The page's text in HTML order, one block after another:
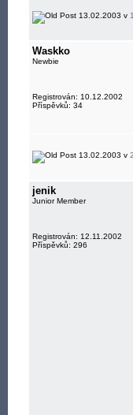
13.02.2003 v
Waskko
Newbie
Registrován: 10.12.2002
Příspěvků: 34
13.02.2003 v
jenik
Junior Member
Registrován: 12.11.2002
Příspěvků: 296